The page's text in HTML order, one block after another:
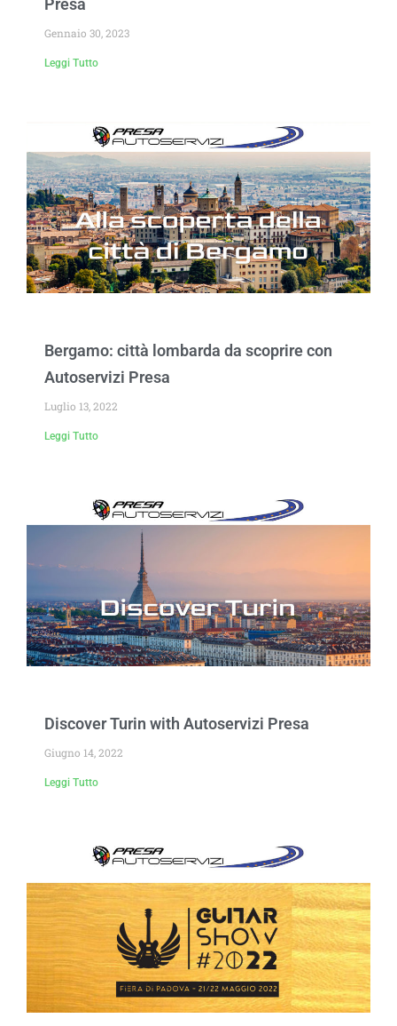
Presa
Gennaio 30, 2023
Leggi Tutto
Bergamo: città lombarda da scoprire con
Autoservizi Presa
Luglio 13, 2022
Leggi Tutto
Discover Turin with Autoservizi Presa
Giugno 14, 2022
Leggi Tutto